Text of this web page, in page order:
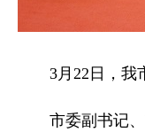
3月22日，我市
市委副书记、